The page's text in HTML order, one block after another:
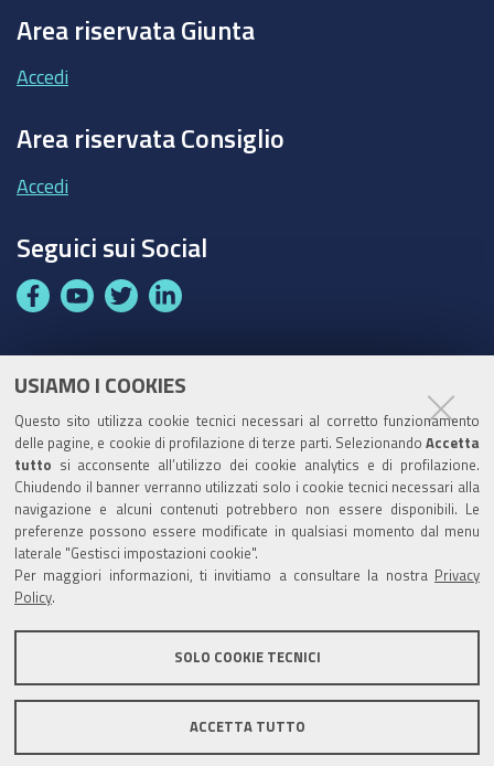
USIAMO I COOKIES
Questo sito utilizza cookie tecnici necessari al corretto funzionamento
delle pagine, e cookie di profilazione di terze parti. Selezionando Accetta
tutto si acconsente all’utilizzo dei cookie analytics e di profilazione.
Chiudendo il banner verranno utilizzati solo i cookie tecnici necessari alla
navigazione e alcuni contenuti potrebbero non essere disponibili. Le
preferenze possono essere modificate in qualsiasi momento dal menu
laterale "Gestisci impostazioni cookie".
Per maggiori informazioni, ti invitiamo a consultare la nostra
Privacy
Policy
SOLO COOKIE TECNICI
ACCETTA TUTTO
Area riservata Giunta
Accedi
Area riservata Consiglio
Accedi
Seguici sui Social
F
c
e
b
o
o
Y
u
t
b
e
T
i
t
e
r
L
n
k
d
I
n
Codice Univoco Ufficio:UF1SDE
I soggetti privati potranno effettuare i pagamenti
tramite PagoPA con Modalità diretta o con Avviso di
pagamento al seguente linkPaga con PagoPA
Codice IBAN per le pubbliche amministrazioni
comprese nel regime di Tesoreria Unica presso la
Banca D’Italia: IT96Z0100004306TU0000007079